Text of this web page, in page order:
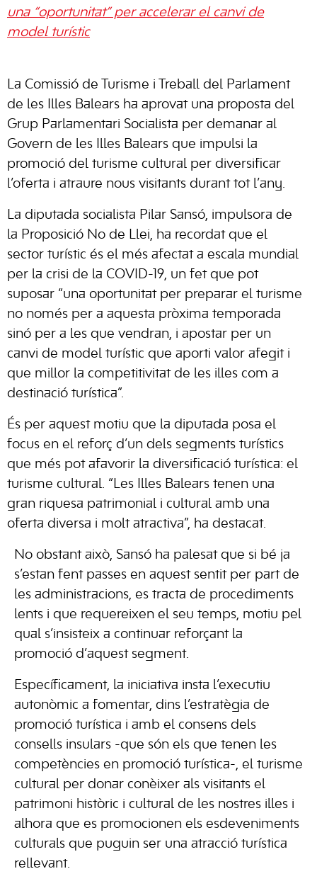
una “oportunitat” per accelerar el canvi de
model turístic
La Comissió de Turisme i Treball del Parlament
de les Illes Balears ha aprovat una proposta del
Grup Parlamentari Socialista per demanar al
Govern de les Illes Balears que impulsi la
promoció del turisme cultural per diversificar
l’oferta i atraure nous visitants durant tot l’any.
La diputada socialista Pilar Sansó, impulsora de
la Proposició No de Llei, ha recordat que el
sector turístic és el més afectat a escala mundial
per la crisi de la COVID-19, un fet que pot
suposar “una oportunitat per preparar el turisme
no només per a aquesta pròxima temporada
sinó per a les que vendran, i apostar per un
canvi de model turístic que aporti valor afegit i
que millor la competitivitat de les illes com a
destinació turística”.
És per aquest motiu que la diputada posa el
focus en el reforç d’un dels segments turístics
que més pot afavorir la diversificació turística: el
turisme cultural. “Les Illes Balears tenen una
gran riquesa patrimonial i cultural amb una
oferta diversa i molt atractiva”, ha destacat.
No obstant això, Sansó ha palesat que si bé ja
s’estan fent passes en aquest sentit per part de
les administracions, es tracta de procediments
lents i que requereixen el seu temps, motiu pel
qual s’insisteix a continuar reforçant la
promoció d’aquest segment.
Específicament, la iniciativa insta l’executiu
autonòmic a fomentar, dins l’estratègia de
promoció turística i amb el consens dels
consells insulars -que són els que tenen les
competències en promoció turística-, el turisme
cultural per donar conèixer als visitants el
patrimoni històric i cultural de les nostres illes i
alhora que es promocionen els esdeveniments
culturals que puguin ser una atracció turística
rellevant.